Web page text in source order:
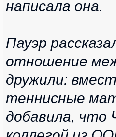
написала она.
Пауэр
отношение
дружили:
теннисные
добавила, что